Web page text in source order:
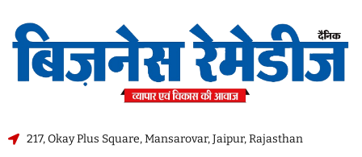
217, Okay Plus Square, Mansarovar, Jaipur, Rajasthan